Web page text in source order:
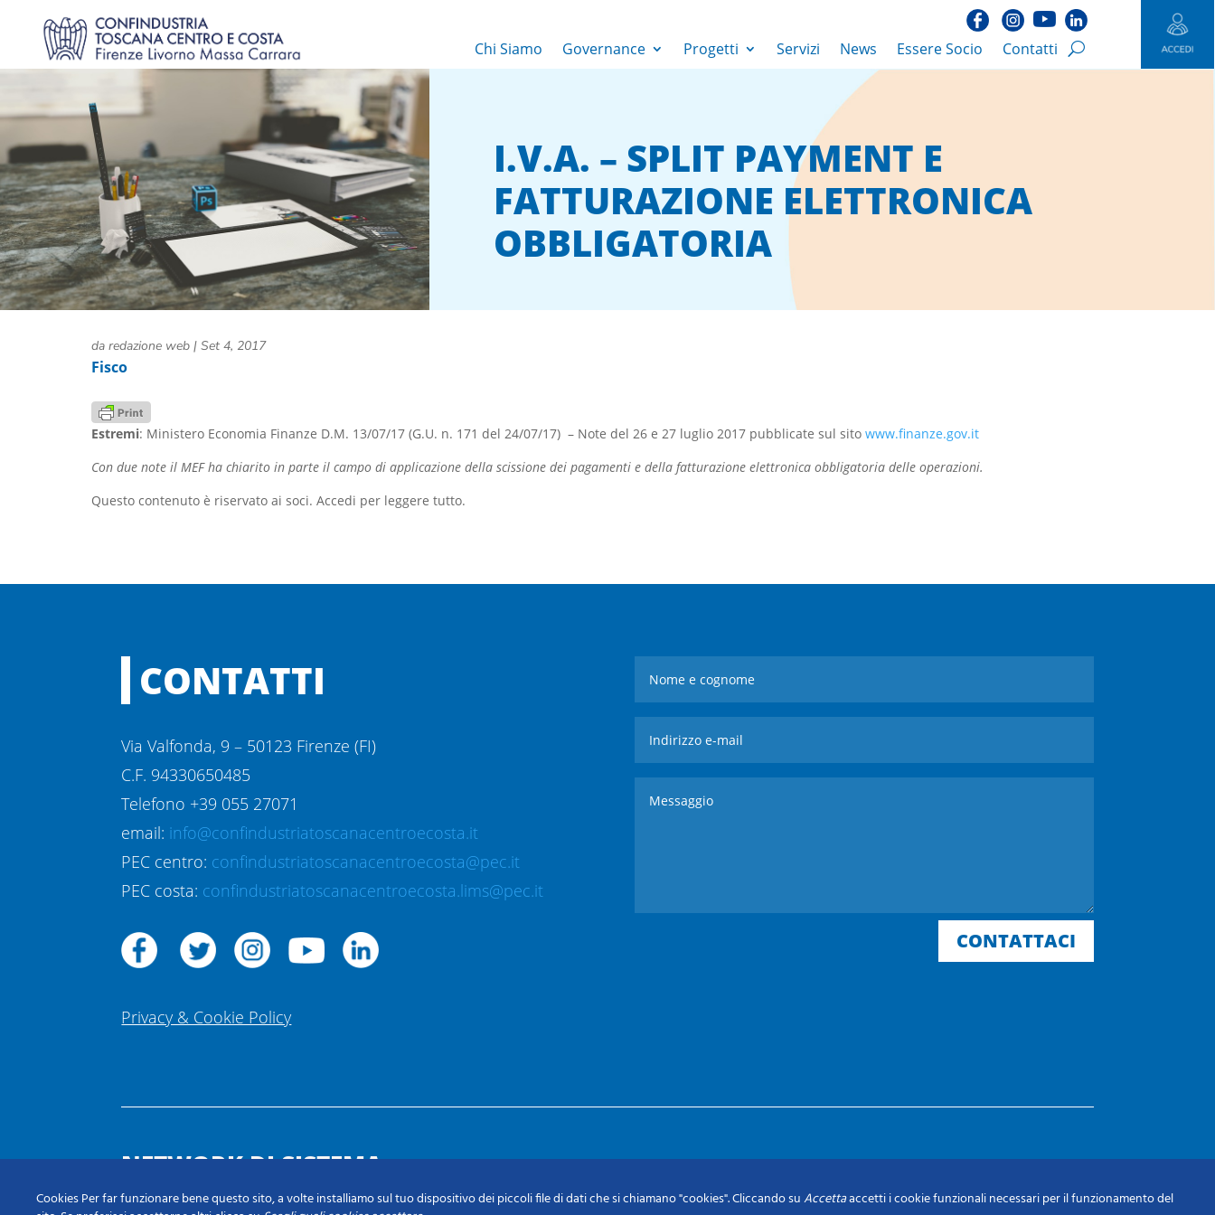
Chi Siamo Governance Progetti Servizi News Essere Socio Contatti
I.V.A. – SPLIT PAYMENT E
FATTURAZIONE ELETTRONICA
OBBLIGATORIA
da redazione web| Set 4, 2017
Fisco
Estremi: Ministero Economia Finanze D.M. 13/07/17 (G.U. n. 171 del 24/07/17) – Note del 26 e 27 luglio 2017 pubblicate sul sito www.finanze.gov.it
Con due note il MEF ha chiarito in parte il campo di applicazione della scissione dei pagamenti e della fatturazione elettronica obbligatoria delle operazioni.
Questo contenuto è riservato ai soci. Accedi per leggere tutto.
CONTATTI
Via Valfonda, 9 – 50123 Firenze (FI)
C.F. 94330650485
Telefono +39 055 27071
email: info@confindustriatoscanacentroecosta.it
PEC centro: confindustriatoscanacentroecosta@pec.it
PEC costa: confindustriatoscanacentroecosta.lims@pec.it
Privacy & Cookie Policy
CONTATTACI
NETWORK DI SISTEMA
Cookies Per far funzionare bene questo sito, a volte installiamo sul tuo dispositivo dei piccoli file di dati che si chiamano "cookies". Cliccando suAccettaaccetti i cookie funzionali necessari per il funzionamento del